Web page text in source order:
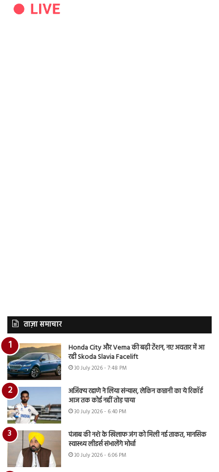
ताज़ा समाचार
Honda City और Verna की बढ़ी टेंशन, नए अवतार में आ
रही Skoda Slavia Facelift
30 July 2026 - 7:48 PM
अजिंक्य रहाणे ने लिया संन्यास, लेकिन कप्तानी का ये रिकॉर्ड
आज तक कोई नहीं तोड़ पाया
30 July 2026 - 6:40 PM
पंजाब की नशे के खिलाफ जंग को मिली नई ताकत, मानसिक
स्वास्थ्य लीडर्स संभालेंगे मोर्चा
30 July 2026 - 6:06 PM